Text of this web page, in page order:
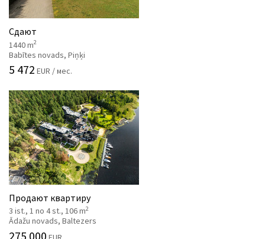
Сдают
1440 m2
Babītes novads, Piņķi
5 472 EUR / мес.
Продают квартиру
3 ist., 1 no 4 st., 106 m2
Ādažu novads, Baltezers
275 000